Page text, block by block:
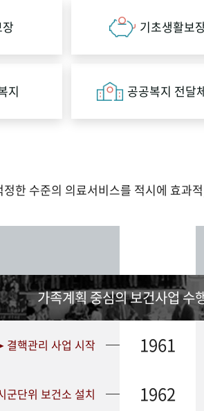
기초생활보
지 공공복지 전달
한 수준의 의료서비스를 적시에 효과
가족계획 중심의 보건사업 수
결핵관리 사업 시작 1961
군단위 보건소 설치 1962